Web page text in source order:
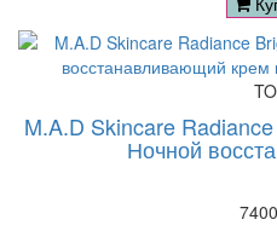
M.A.D Skincare
Ночной